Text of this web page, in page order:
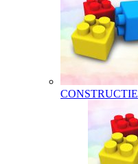
CONSTRUCTIE